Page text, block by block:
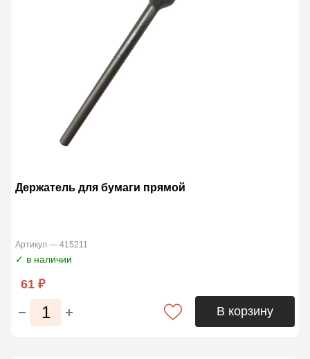
Держатель для бумаги прямой
Артикул — 415211
✓ в наличии
61 ₽
В корзину